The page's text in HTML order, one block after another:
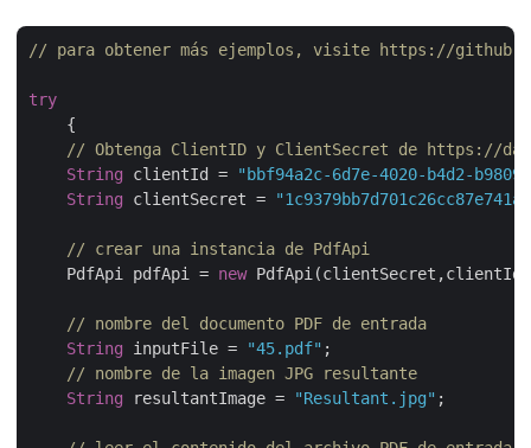
// para obtener más ejemplos, visite https://
try
    {
// Obtenga ClientID y ClientSecret de https://
String clientId =
"bbf94a2c-6d7e-4020-b4d2-
String clientSecret =
// crear una instancia de PdfApi
    PdfApi pdfApi =
new
// nombre del documento PDF de entrada
String inputFile = "45.pdf" ;
// nombre de la imagen JPG resultante
String resultantImage = "Resultant.jpg" ;